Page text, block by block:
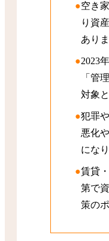
空き
り資
ありま
2023
「管
対象
犯罪
悪化
にな
賃貸
第で
策の